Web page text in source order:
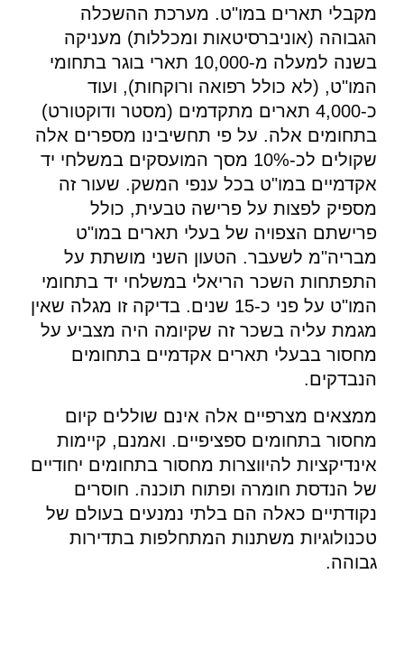
מקבלי תארים במו"ט. מערכת ההשכלה
הגבוהה (אוניברסיטאות ומכללות) מעניקה
בשנה למעלה מ-10,000 תארי בוגר בתחומי
המו"ט, (לא כולל רפואה ורוקחות), ועוד
כ-4,000 תארים מתקדמים (מסטר ודוקטורט)
בתחומים אלה. על פי תחשיבינו מספרים אלה
שקולים לכ-10% מסך המועסקים במשלחי יד
אקדמיים במו"ט בכל ענפי המשק. שעור זה
מספיק לפצות על פרישה טבעית, כולל
פרישתם הצפויה של בעלי תארים במו"ט
מבריה"מ לשעבר. הטעון השני מושתת על
התפתחות השכר הריאלי במשלחי יד בתחומי
המו"ט על פני כ-15 שנים. בדיקה זו מגלה שאין
מגמת עליה בשכר זה שקיומה היה מצביע על
מחסור בבעלי תארים אקדמיים בתחומים
הנבדקים.
ממצאים מצרפיים אלה אינם שוללים קיום
מחסור בתחומים ספציפיים. ואמנם, קיימות
אינדיקציות להיווצרות מחסור בתחומים יחודיים
של הנדסת חומרה ופתוח תוכנה. חוסרים
נקודתיים כאלה הם בלתי נמנעים בעולם של
טכנולוגיות משתנות המתחלפות בתדירות
גבוהה.